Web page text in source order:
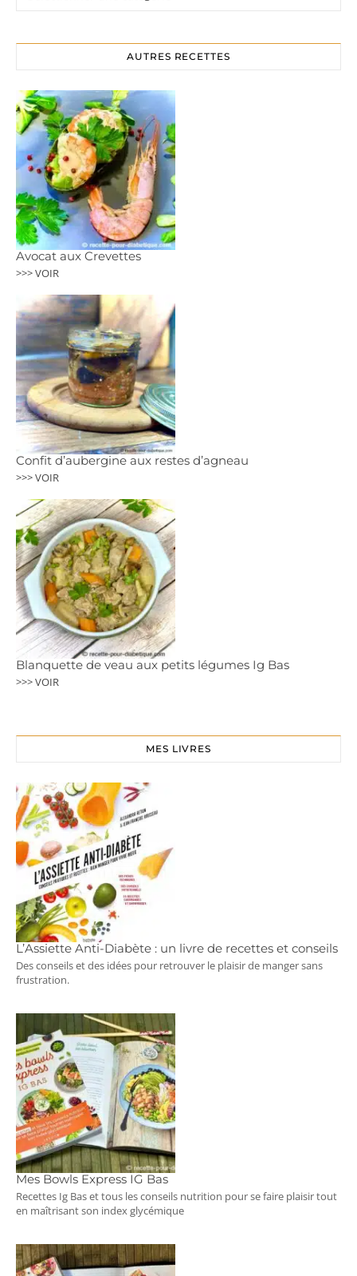
AUTRES RECETTES
Avocat aux Crevettes
>>> VOIR
Confit d’aubergine aux restes d’agneau
>>> VOIR
Blanquette de veau aux petits légumes Ig Bas
>>> VOIR
MES LIVRES
L’Assiette Anti-Diabète : un livre de recettes et conseils
Des conseils et des idées pour retrouver le plaisir de manger sans
frustration.
Mes Bowls Express IG Bas
Recettes Ig Bas et tous les conseils nutrition pour se faire plaisir tout
en maîtrisant son index glycémique